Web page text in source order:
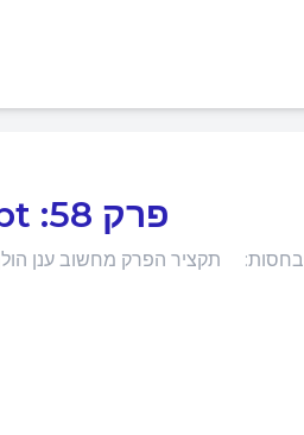
Cloud as a Business Concept :פרק 58
בחסות: תקציר הפרק מחשוב ענן